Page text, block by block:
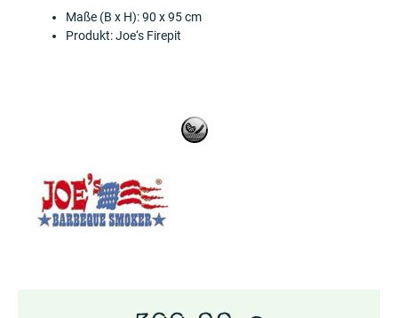
Maße (B x H): 90 x 95 cm
Produkt: Joe‘s Firepit